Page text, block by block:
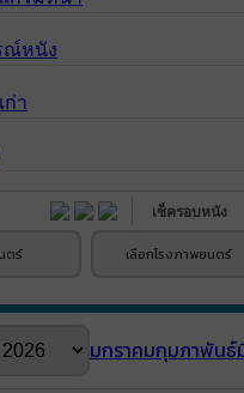
ณ์หนัง
ก่า
เช็ครอบหนัง
ตร์ เลือกโรงภาพยนตร์
มกราคมกุมภาพันธ์